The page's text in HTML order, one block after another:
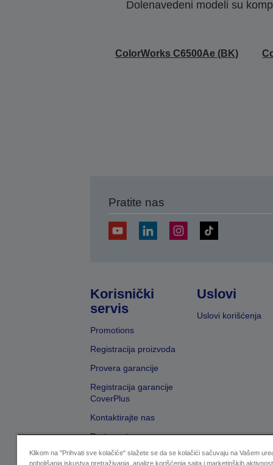
Dolenavedeni modeli su
ColorWorks C6500Ae (BK)
Pratite nas
Korisnički
servis
Promotions
Registracija proizvoda
Provera garancije
Registracija garancije
CoverPlus
Kontaktirajte nas
Pretraga trgovaca
Uslovi
Uslovi korišćenja
Klikom na "Prihvati sve kolačiće" slažete se da se kolačići sačuvaju na Vašem
poboljšanja iskustva pretraživanja, analize korišćenja sajta i marketinških